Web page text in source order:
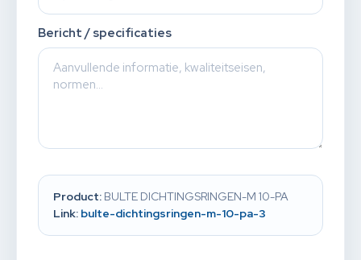
Bericht / specificaties
Product: BULTE DICHTINGSRINGEN-M 10-PA
Link: bulte-dichtingsringen-m-10-pa-3